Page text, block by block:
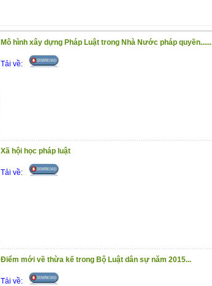
Mô hình xây dựng Pháp Luật trong Nhà Nước pháp quyền......
Tải về:
Xã hội học pháp luật
Tải về:
Điểm mới về thừa kế trong Bộ Luật dân sự năm 2015...
Tải về: